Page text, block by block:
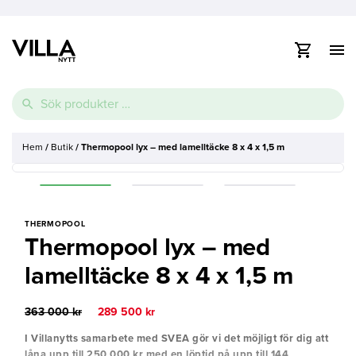
till
innehåll
Sök
efter:
Visa
Thermopool
Glasfiberpool
Poolvärmepump
Pooltak
Lamelltäcke
Spabad
Swimspa
Hem / Butik/ Thermopool lyx – med lamelltäcke 8 x 4 x 1,5 m
THERMOPOOL
Thermopool lyx – med
lamelltäcke 8 x 4 x 1,5 m
363 000kr
Det
priset
var:
289 500 krDet
priset
är:
I Villanytts samarbete med SVEA gör vi det möjligt för dig att